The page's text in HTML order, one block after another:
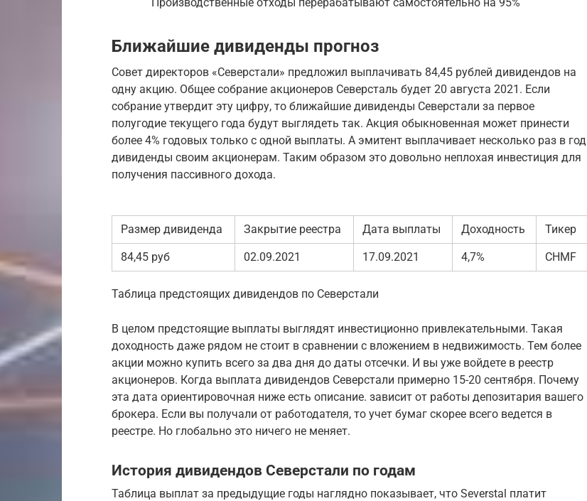
Производственные отходы перерабатывают самостоятельно на 95%
Ближайшие дивиденды прогноз
Совет директоров «Северстали» предложил выплачивать 84,45 рублей дивидендов на
одну акцию. Общее собрание акционеров Северсталь будет 20 августа 2021. Если
собрание утвердит эту цифру, то ближайшие дивиденды Северстали за первое
полугодие текущего года будут выглядеть так. Акция обыкновенная может принести
более 4% годовых только с одной выплаты. А эмитент выплачивает несколько раз в год
дивиденды своим акционерам. Таким образом это довольно неплохая инвестиция для
получения пассивного дохода.
Размер дивиденда Закрытие реестра Дата выплаты Доходность Тикер
84,45 руб 02.09.2021 17.09.2021 4,7% CHMF
Таблица предстоящих дивидендов по Северстали
В целом предстоящие выплаты выглядят инвестиционно привлекательными. Такая
доходность даже рядом не стоит в сравнении с вложением в недвижимость. Тем более
акции можно купить всего за два дня до даты отсечки. И вы уже войдете в реестр
акционеров. Когда выплата дивидендов Северстали примерно 15-20 сентября. Почему
эта дата ориентировочная ниже есть описание. зависит от работы депозитария вашего
брокера. Если вы получали от работодателя, то учет бумаг скорее всего ведется в
реестре. Но глобально это ничего не меняет.
История дивидендов Северстали по годам
Таблица выплат за предыдущие годы наглядно показывает, что Severstal платит